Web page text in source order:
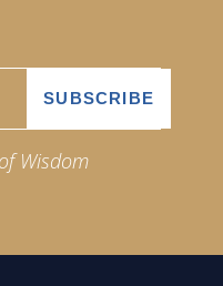
Wisdom